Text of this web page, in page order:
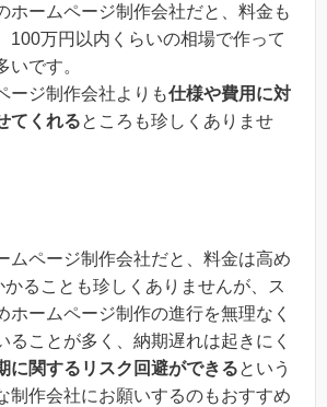
ホームページ制作会社だと、料金も
100万円以内くらいの相場で作って
いです。
ージ制作会社よりも仕様や費用に対
てくれるところも珍しくありませ
ムページ制作会社だと、料金は高め
ることも珍しくありませんが、ス
ホームページ制作の進行を無理なく
ることが多く、納期遅れは起きにく
に関するリスク回避ができるという
制作会社にお願いするのもおすすめ